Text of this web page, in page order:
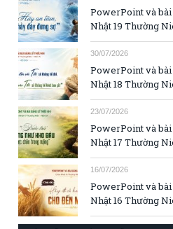
PowerPoint và bài
Nhật 19 Thường
30/07/2026
PowerPoint và
Nhật 18 Thường
23/07/2026
PowerPoint và
Nhật 17 Thường
16/07/2026
PowerPoint và
Nhật 16 Thường